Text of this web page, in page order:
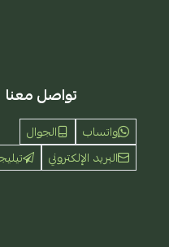
تواصل معنا
واتساب
الجوال
البريد الإلكتروني